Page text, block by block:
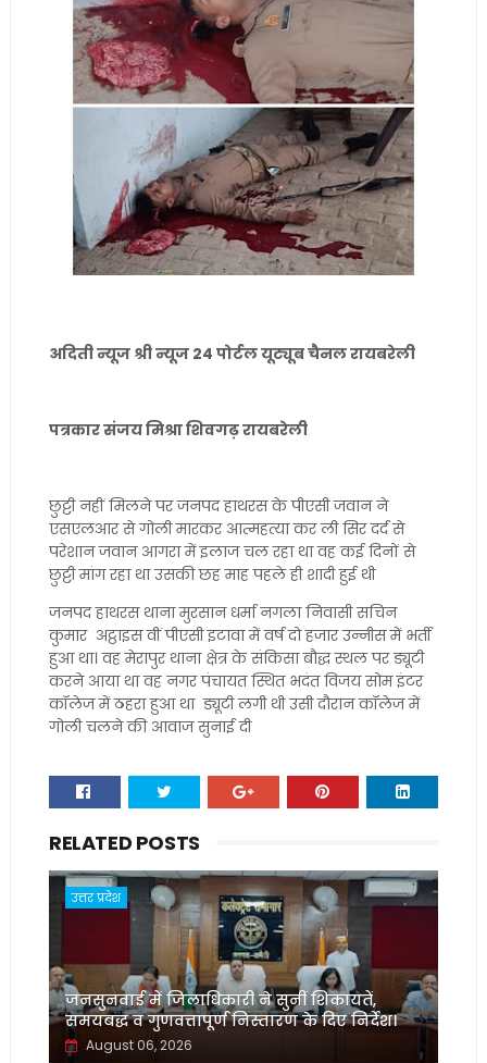
अदिती न्यूज श्री न्यूज 24 पोर्टल यूट्यूब चैनल रायबरेली
पत्रकार संजय मिश्रा शिवगढ़ रायबरेली
छुट्टी नहीं मिलने पर जनपद हाथरस के पीएसी जवान ने
एसएलआर से गोली मारकर आत्महत्या कर ली सिर दर्द से
परेशान जवान आगरा में इलाज चल रहा था वह कई दिनों से
छुट्टी मांग रहा था उसकी छह माह पहले ही शादी हुई थी
जनपद हाथरस थाना मुरसान धर्मा नगला निवासी सचिन
कुमार अट्ठाइस वीं पीएसी इटावा में वर्ष दो हजार उन्नीस में भर्ती
हुआ था। वह मेरापुर थाना क्षेत्र के संकिसा बौद्ध स्थल पर ड्यूटी
करने आया था वह नगर पंचायत स्थित भदंत विजय सोम इंटर
कॉलेज में ठहरा हुआ था ड्यूटी लगी थी उसी दौरान कॉलेज में
गोली चलने की आवाज सुनाई दी
RELATED POSTS
उत्तर प्रदेश
जनसुनवाई में जिलाधिकारी ने सुनीं शिकायतें,
समयबद्ध व गुणवत्तापूर्ण निस्तारण के दिए निर्देश।
August 06, 2026